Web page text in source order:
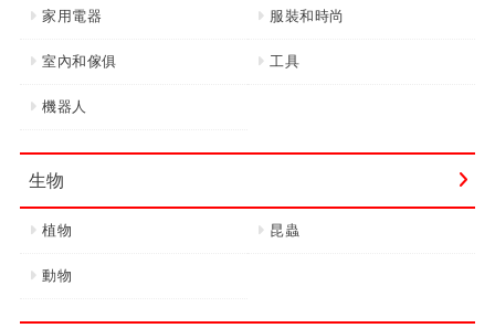
家用電器 服裝和時尚
室內和傢俱 工具
機器人
生物
植物 昆蟲
動物